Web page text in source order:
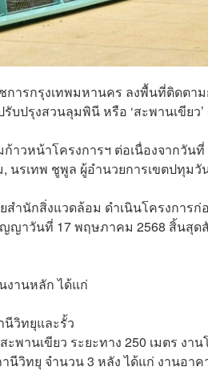
การกรุงเทพมหานคร ลงพื้นที่ติดต
บปรุงสวนลุมพินี หรือ ‘สะพานเขีย
าวหน้าโครงการฯ ต่อเนื่องจากวัน
นรเทพ ชูพูล ผู้อำนวยการเขตปทุม
สำนักสิ่งแวดล้อม ดำเนินโครงการ
ญาวันที่ 17 พฤษภาคม 2568 สิ้นสุ
งานหลัก ได้แก่
วิทยุและรั้ว
ะพานเขียว ระยะทาง 250 เมตร งา
นีวิทยุ จำนวน 3 หลัง ได้แก่ งานอา